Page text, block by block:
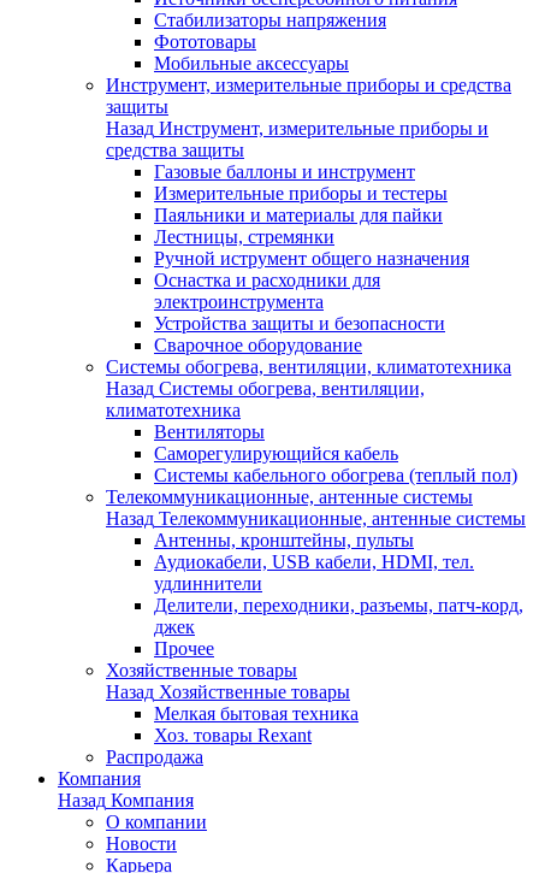
Стабилизаторы напряжения
Фототовары
Мобильные аксессуары
Инструмент, измерительные приборы и средства
защиты
Назад Инструмент, измерительные приборы и
средства защиты
Газовые баллоны и инструмент
Измерительные приборы и тестеры
Паяльники и материалы для пайки
Лестницы, стремянки
Ручной иструмент общего назначения
Оснастка и расходники для
электроинструмента
Устройства защиты и безопасности
Сварочное оборудование
Системы обогрева, вентиляции, климатотехника
Назад Системы обогрева, вентиляции,
климатотехника
Вентиляторы
Саморегулирующийся кабель
Системы кабельного обогрева (теплый пол)
Телекоммуникационные, антенные системы
Назад Телекоммуникационные, антенные системы
Антенны, кронштейны, пульты
Аудиокабели, USB кабели, HDMI, тел.
удлиннители
Делители, переходники, разъемы, патч-корд,
джек
Прочее
Хозяйственные товары
Назад Хозяйственные товары
Мелкая бытовая техника
Хоз. товары Rexant
Распродажа
Компания
Назад Компания
О компании
Новости
Карьера